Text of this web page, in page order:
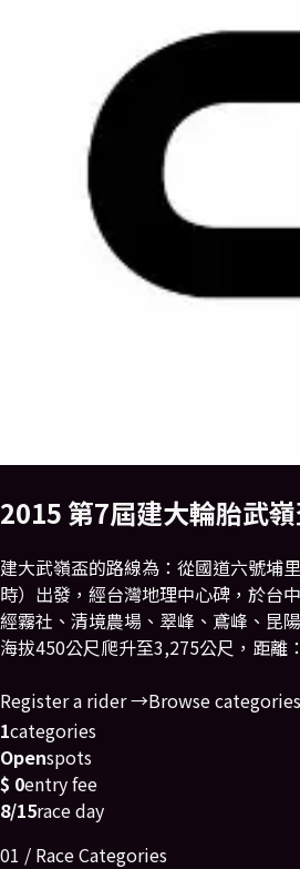
2015 第7屆建大輪胎武
建大武嶺盃的路線為：從國道六號埔
時）出發，經台灣地理中心碑，於台
經霧社、清境農場、翠峰、鳶峰、昆
海拔450公尺爬升至3,275公尺，距離
Register a rider →Browse categories
1categories
Openspots
$ 0entry fee
8/15race day
01 / Race Categories